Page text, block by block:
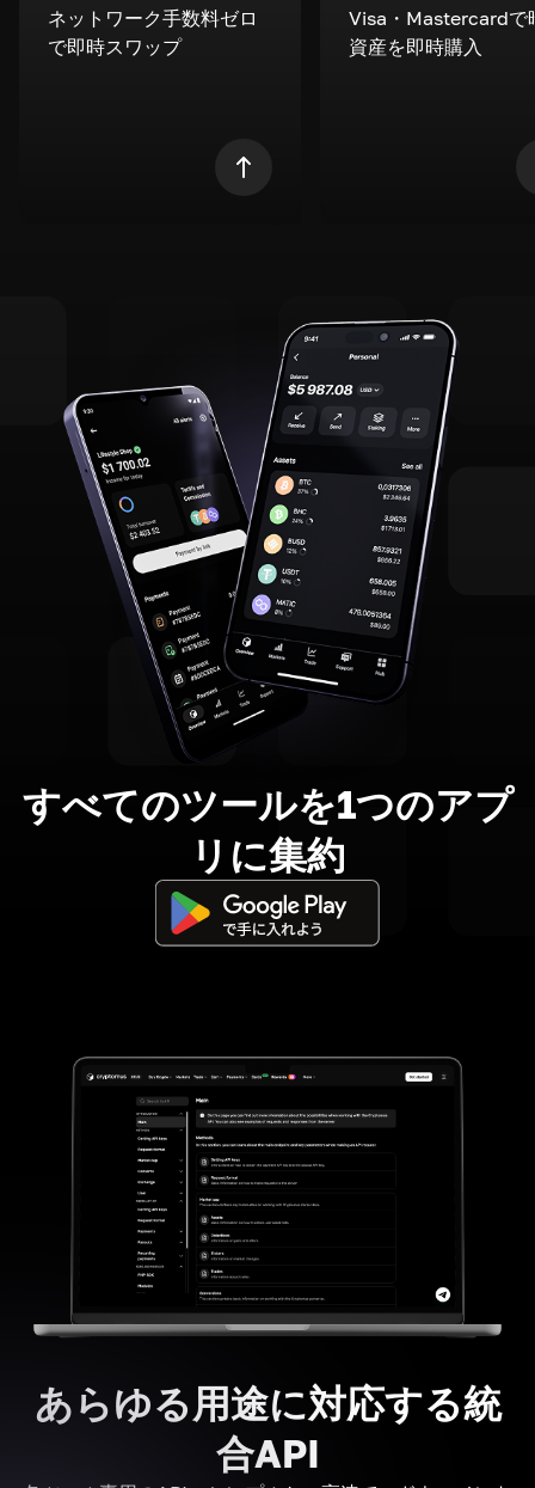
ネットワーク手数料ゼロ
で即時スワップ
Visa・Mastercardで
資産を即時購入
すべてのツールを1つのアプ
リに集約
あらゆる用途に対応する統
合API